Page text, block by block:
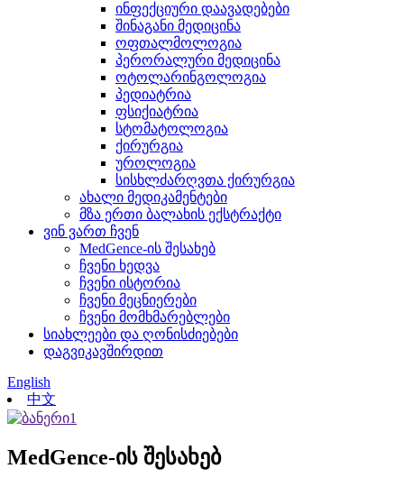
ინფექციური დაავადებები
შინაგანი მედიცინა
ოფთალმოლოგია
პერორალური მედიცინა
ოტოლარინგოლოგია
პედიატრია
ფსიქიატრია
სტომატოლოგია
ქირურგია
უროლოგია
სისხლძარღვთა ქირურგია
ახალი მედიკამენტები
მზა ერთი ბალახის ექსტრაქტი
ვინ ვართ ჩვენ
MedGence-ის შესახებ
ჩვენი ხედვა
ჩვენი ისტორია
ჩვენი მეცნიერები
ჩვენი მომხმარებლები
სიახლეები და ღონისძიებები
დაგვიკავშირდით
English
中文
MedGence-ის შესახებ